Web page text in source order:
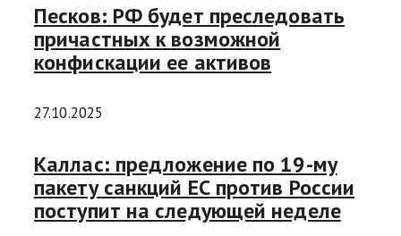
Песков: РФ будет преследовать
причастных к возможной
конфискации ее активов
27.10.2025
Каллас: предложение по 19-му
пакету санкций ЕС против России
поступит на следующей неделе